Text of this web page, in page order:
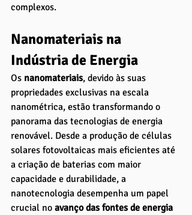
complexos.
Nanomateriais na
Indústria de Energia
Os nanomateriais, devido às suas
propriedades exclusivas na escala
nanométrica, estão transformando o
panorama das tecnologias de energia
renovável. Desde a produção de células
solares fotovoltaicas mais eficientes até
a criação de baterias com maior
capacidade e durabilidade, a
nanotecnologia desempenha um papel
crucial no avanço das fontes de energia